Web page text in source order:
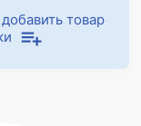
товар